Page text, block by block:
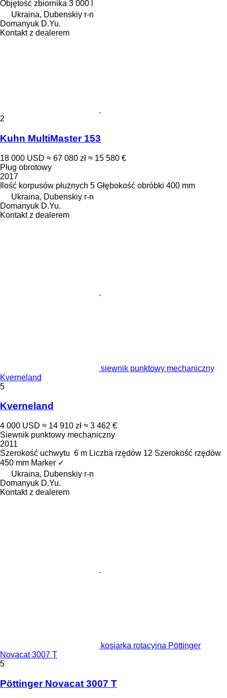
Objętość zbiornika 3 000 l
Ukraina, Dubenskiy r-n
Domanyuk D.Yu.
Kontakt z dealerem
2
Kuhn MultiMaster 153
18 000 USD ≈ 67 080 zł ≈ 15 580 €
Pług obrotowy
2017
Ilość korpusów płużnych 5 Głębokość obróbki 400 mm
Ukraina, Dubenskiy r-n
Domanyuk D.Yu.
Kontakt z dealerem
siewnik punktowy mechaniczny
Kverneland
5
Kverneland
4 000 USD ≈ 14 910 zł ≈ 3 462 €
Siewnik punktowy mechaniczny
2011
Szerokość uchwytu 6 m Liczba rzędów 12 Szerokość rzędów
450 mm Marker ✓
Ukraina, Dubenskiy r-n
Domanyuk D.Yu.
Kontakt z dealerem
kosiarka rotacyjna Pöttinger
Novacat 3007 T
5
Pöttinger Novacat 3007 T